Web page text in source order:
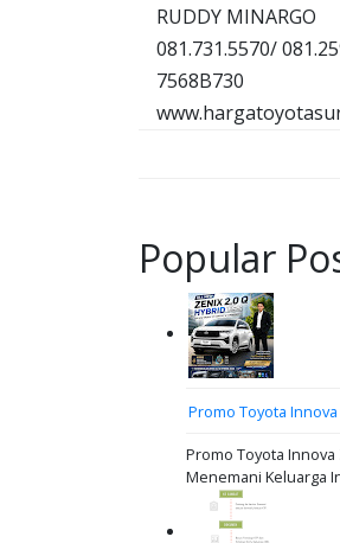
RUDDY MINARGO
081.731.5570/
7568B730
Popular
Promo Toyota
Promo Toyota
Menemani Keluarga